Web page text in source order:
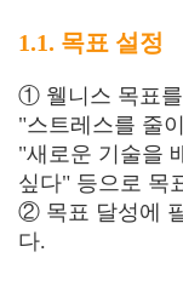
1.1. 목표 설정
① 웰니스 목표
"스트레스를 줄
"새로운 기술을
싶다" 등으로 목
② 목표 달성에
다.